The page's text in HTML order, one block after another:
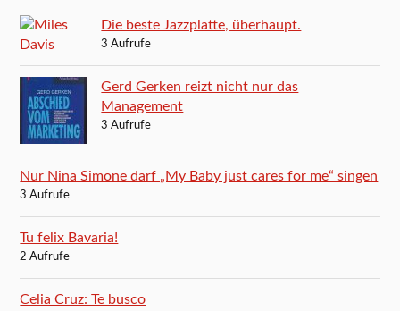
Die beste Jazzplatte, überhaupt.
3 Aufrufe
Gerd Gerken reizt nicht nur das
Management
3 Aufrufe
Nur Nina Simone darf „My Baby just cares for me“ singen
3 Aufrufe
Tu felix Bavaria!
2 Aufrufe
Celia Cruz: Te busco